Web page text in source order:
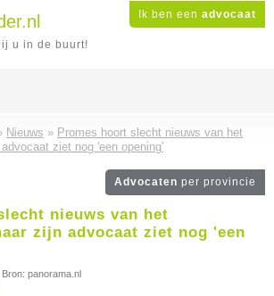
Ik ben een advocaat
u in de buurt!
Nieuws » Promes hoort slecht nieuws van het
ziet nog 'een opening'
Advocaten per provincie
nieuws van het
zijn advocaat ziet nog 'een
Bron: panorama.nl